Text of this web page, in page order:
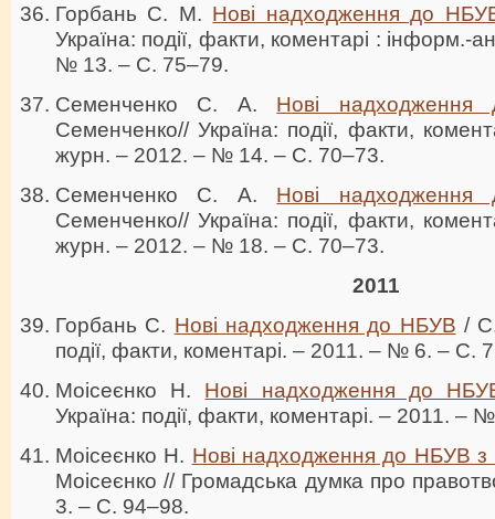
Горбань С. М. Нові надходження до
Україна: події, факти, коментарі : інформ.-
№ 13. – С. 75–79.
Семенченко С. А. Нові
Семенченко// Україна: події, факти,
журн. – 2012. – № 14. – С. 70–73.
Семенченко С. А. Нові
Семенченко// Україна: події, факти,
журн. – 2012. – № 18. – С. 70–73.
2011
Горбань С. Нові надходження до НБУВ /
події, факти, коментарі. – 2011. – № 6. – С.
Моісеєнко Н. Нові надходження до
Україна: події, факти, коментарі. – 2011. –
Моісеєнко Н. Нові надходження до НБУВ з
Моісеєнко // Громадська думка про
3. – С. 94–98.